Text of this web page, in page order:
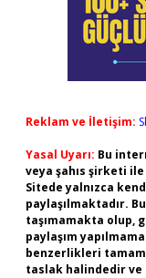
Reklam ve İletişim:
Yasal Uyarı: Bu
veya şahıs şirketi
Sitede yalnızca
paylaşılmaktadır.
taşımamakta olup,
paylaşım
benzerlikleri
taslak halindedir ve